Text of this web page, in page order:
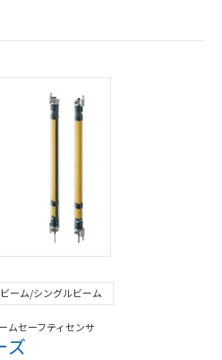
ムセーフティセンサ
ズ
ーム/シングルビーム